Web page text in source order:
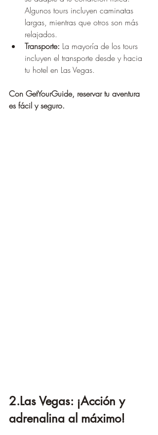
Algunos tours incluyen caminatas
largas, mientras que otros son más
relajados.
Transporte: La mayoría de los tours
incluyen el transporte desde y hacia
tu hotel en Las Vegas.
Con GetYourGuide, reservar tu aventura
es fácil y seguro.
2.Las Vegas: ¡Acción y
adrenalina al máximo!